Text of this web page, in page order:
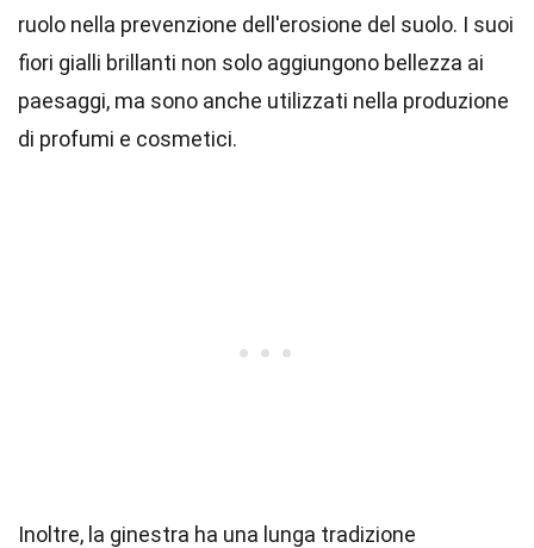
ruolo nella prevenzione dell'erosione del suolo. I suoi
fiori gialli brillanti non solo aggiungono bellezza ai
paesaggi, ma sono anche utilizzati nella produzione
di profumi e cosmetici.
Inoltre, la ginestra ha una lunga tradizione